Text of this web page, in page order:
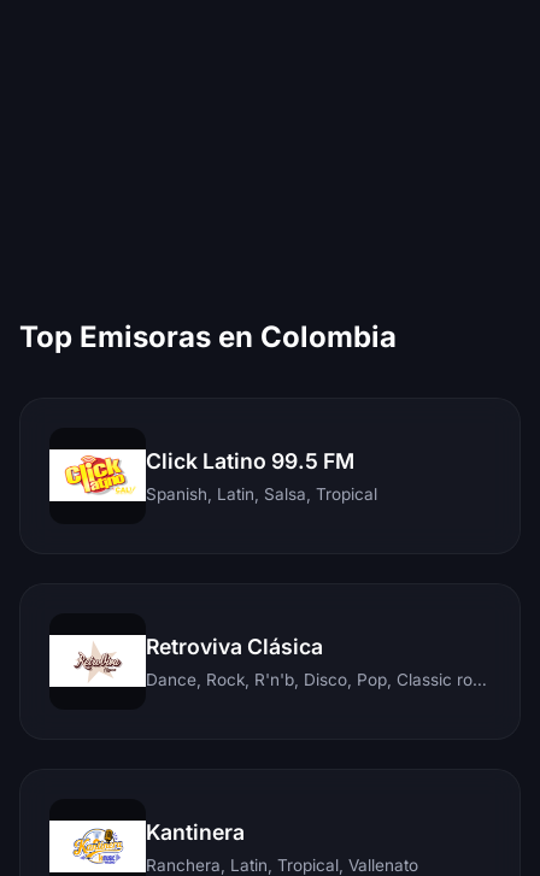
Top Emisoras en Colombia
Click Latino 99.5 FM
Spanish, Latin, Salsa, Tropical
Retroviva Clásica
Dance, Rock, R'n'b, Disco, Pop, Classic rock, Techno, Reggae
Kantinera
Ranchera, Latin, Tropical, Vallenato